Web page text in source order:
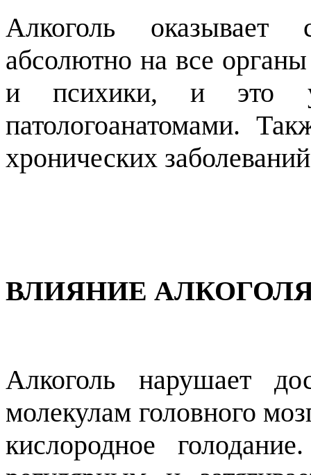
Алкоголь оказывает
абсолютно на все
и психики, и это
патологоанатомами.
хронических
ВЛИЯНИЕ
Алкоголь нарушает
молекулам головного
кислородное